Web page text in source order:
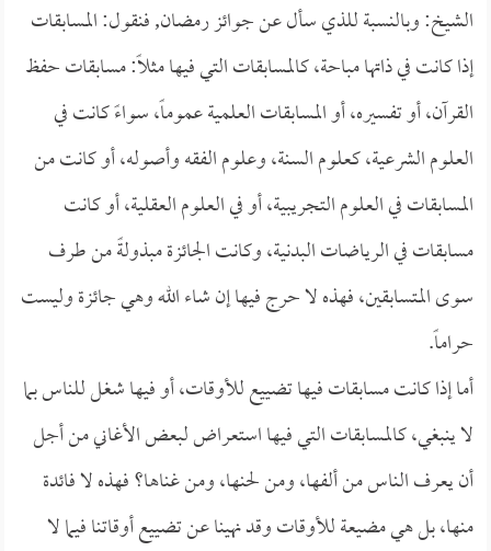
الشيخ: وبالنسبة للذي سأل عن جوائز رمضان, فنقول: المسابقات
إذا كانت في ذاتها مباحة، كالمسابقات التي فيها مثلاً: مسابقات حفظ
القرآن، أو تفسيره، أو المسابقات العلمية عموماً، سواءً كانت في
العلوم الشرعية، كعلوم السنة، وعلوم الفقه وأصوله، أو كانت من
المسابقات في العلوم التجريبية، أو في العلوم العقلية، أو كانت
مسابقات في الرياضات البدنية، وكانت الجائزة مبذولةً من طرف
سوى المتسابقين، فهذه لا حرج فيها إن شاء الله وهي جائزة وليست
حراماً.
أما إذا كانت مسابقات فيها تضييع للأوقات، أو فيها شغل للناس بما
لا ينبغي، كالمسابقات التي فيها استعراض لبعض الأغاني من أجل
أن يعرف الناس من ألفها، ومن لحنها، ومن غناها؟ فهذه لا فائدة
منها، بل هي مضيعة للأوقات وقد نهينا عن تضييع أوقاتنا فيما لا